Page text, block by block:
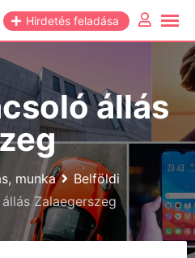
Hirdetés feladása
állás
munka
Belföldi
Zalaegerszeg